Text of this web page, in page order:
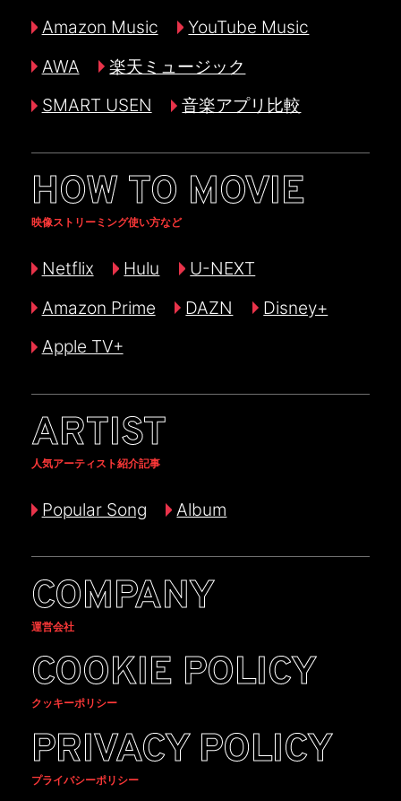
Amazon Music
YouTube Music
AWA
楽天ミュージック
SMART USEN
音楽アプリ比較
HOW TO MOVIE
映像ストリーミング使い方など
Netflix Hulu
U-NEXT
Amazon Prime
DAZN
Disney+
Apple TV+
ARTIST
人気アーティスト紹介記事
Popular Song Album
COMPANY
運営会社
COOKIE POLICY
クッキーポリシー
PRIVACY POLICY
プライバシーポリシー